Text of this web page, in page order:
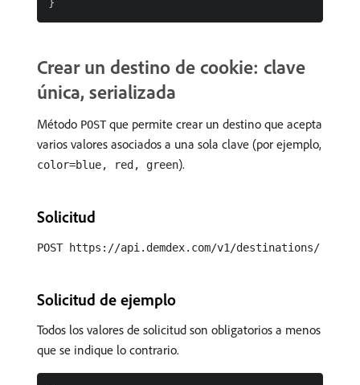
Crear un destino de cookie: clave
única, serializada
Método POSTque permite crear un destino que acepta
varios valores asociados a una sola clave (por ejemplo,
color=blue, red, green).
Solicitud
POST https://api.demdex.com/v1/destinations/
Solicitud de ejemplo
Todos los valores de solicitud son obligatorios a menos
que se indique lo contrario.